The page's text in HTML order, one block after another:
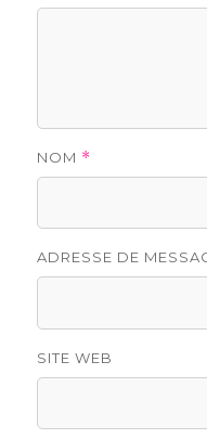
NOM *
ADRESSE DE
SITE WEB